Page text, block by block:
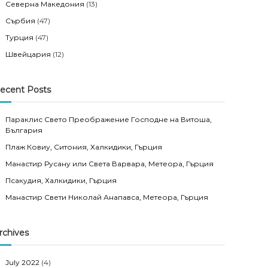
Северна Македония (13)
Сърбия (47)
Турция (47)
Швейцария (12)
Posts
Параклис Свето Преображение Господне на Витоша,
България
Плаж Ковиу, Ситония, Халкидики, Гърция
Манастир Русану или Света Варвара, Метеора, Гърция
Псакудия, Халкидики, Гърция
Манастир Свети Николай Анапавса, Метеора, Гърция
July 2022 (4)